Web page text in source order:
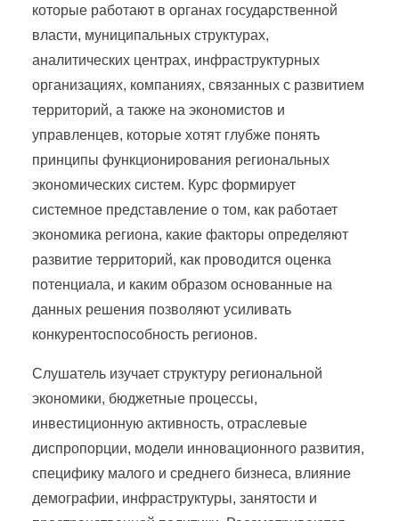
которые работают в органах государственной
власти, муниципальных структурах,
аналитических центрах, инфраструктурных
организациях, компаниях, связанных с развитием
территорий, а также на экономистов и
управленцев, которые хотят глубже понять
принципы функционирования региональных
экономических систем. Курс формирует
системное представление о том, как работает
экономика региона, какие факторы определяют
развитие территорий, как проводится оценка
потенциала, и каким образом основанные на
данных решения позволяют усиливать
конкурентоспособность регионов.
Слушатель изучает структуру региональной
экономики, бюджетные процессы,
инвестиционную активность, отраслевые
диспропорции, модели инновационного развития,
специфику малого и среднего бизнеса, влияние
демографии, инфраструктуры, занятости и